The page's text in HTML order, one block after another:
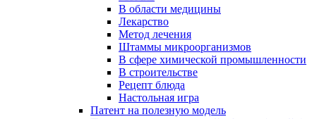
В области медицины
Лекарство
Метод лечения
Штаммы микроорганизмов
В сфере химической промышленности
В строительстве
Рецепт блюда
Настольная игра
Патент на полезную модель